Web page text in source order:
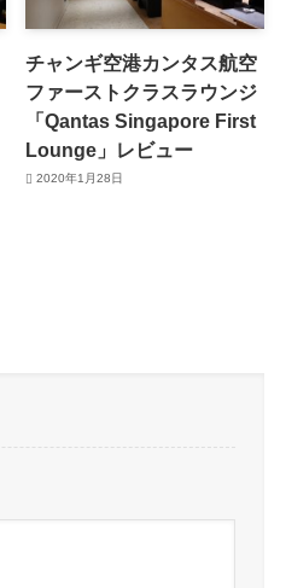
チャンギ空港カンタス航空
ファーストクラスラウンジ
「Qantas Singapore First
Lounge」レビュー
2020年1月28日